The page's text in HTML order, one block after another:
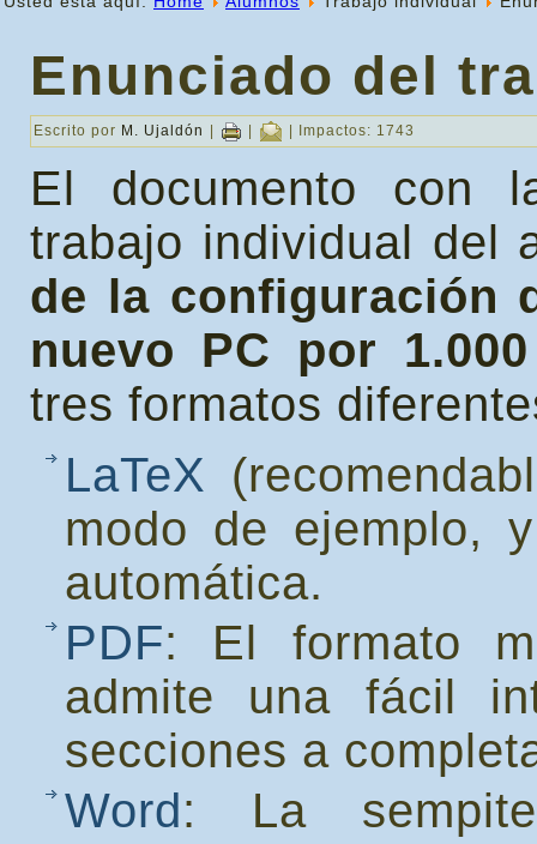
Enunciado del
Escrito por M. Ujaldón | | | Impactos: 1743
El documento con
trabajo individual del
de la configuración
nuevo PC por
tres formatos
LaTeX
modo de ejemplo,
automática.
PDF: El formato
admite una fácil
secciones a
Word: La